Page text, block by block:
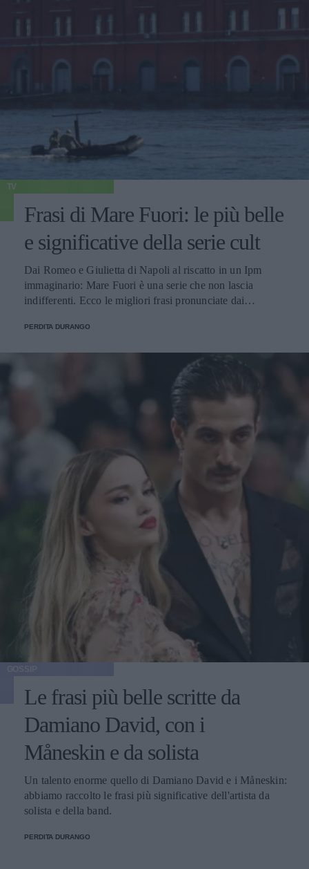
TV
Frasi di Mare Fuori: le più belle
e significative della serie cult
Dai Romeo e Giulietta di Napoli al riscatto in un Ipm
immaginario: Mare Fuori è una serie che non lascia
indifferenti. Ecco le migliori frasi pronunciate dai
PERDITA DURANGO
Le frasi più belle scritte da
Damiano David, con i
Måneskin e da solista
Un talento enorme quello di Damiano David e i Måneskin:
abbiamo raccolto le frasi più significative dell'artista da
solista e della band.
PERDITA DURANGO